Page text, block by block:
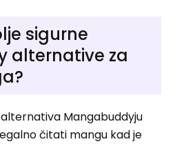
sigurne
alternative za
Mangabuddyju
čitati mangu kad je